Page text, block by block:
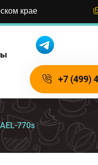
крае
+7 (499)
770s